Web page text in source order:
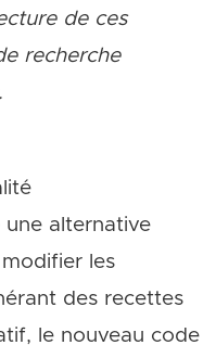
de ces
recherche
alternative
les
des recettes
le nouveau code